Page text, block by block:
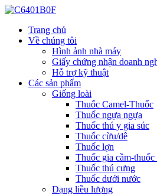
Trang chủ
Về chúng tôi
Hình ảnh nhà máy
Giấy chứng nhận doanh
Hỗ trợ kỹ thuật
Các sản phẩm
Giống loài
Thuốc Camel-Thuốc
Thuốc ngựa ngựa
Thuốc thú y gia súc
Thuốc cừu/dê
Thuốc lợn
Thuốc gia cầm-thuốc
Thuốc thú cưng
Thuốc dưới nước
Dạng liều lượng